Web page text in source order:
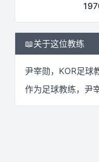
📖关于这位教练
尹宰勋， KOR足球
作为足球教练， 尹